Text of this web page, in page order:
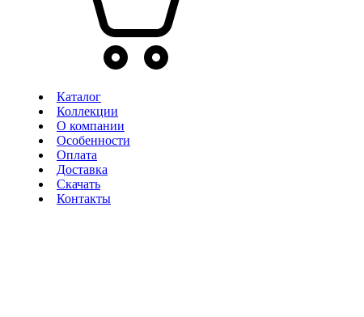
Каталог
Коллекции
О компании
Особенности
Оплата
Доставка
Скачать
Контакты